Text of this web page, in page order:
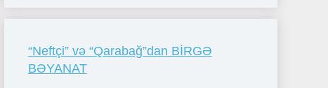
“Neftçi” və “Qarabağ”dan BİRGƏ
BƏYANAT